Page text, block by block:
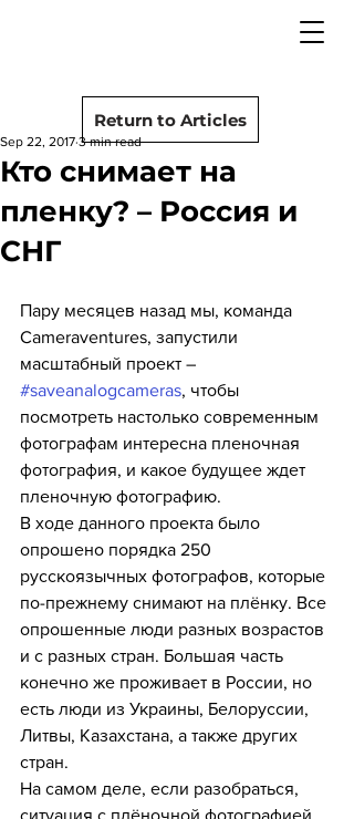
Кто снимает на
пленку? – Россия и
СНГ
Sep 22, 2017 3 min read
Пару месяцев назад мы, команда
Cameraventures, запустили
масштабный проект –
#saveanalogcameras, чтобы
посмотреть настолько современным
фотографам интересна пленочная
фотография, и какое будущее ждет
пленочную фотографию.
В ходе данного проекта было
опрошено порядка 250
русскоязычных фотографов, которые
по-прежнему снимают на плёнку. Все
опрошенные люди разных возрастов
и с разных стран. Большая часть
конечно же проживает в России, но
есть люди из Украины, Белоруссии,
Литвы, Казахстана, а также других
стран.
На самом деле, если разобраться,
ситуация с плёночной фотографией
Return to Articles